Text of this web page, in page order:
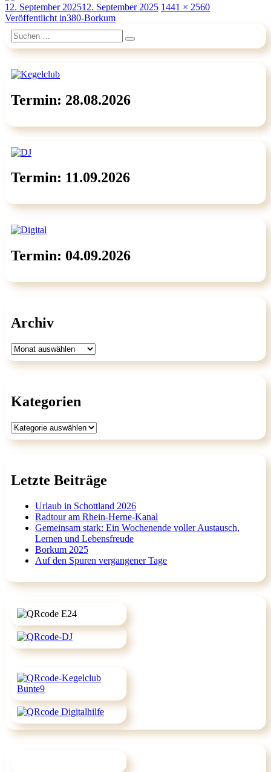
Veröffentlicht
am
12. September 202512. September 2025 Originalgröße
1441 × 2560
Beitragsnavigation
Veröffentlicht in380-Borkum
Suchen
nach:
Suchen
Termin: 28.08.2026
Termin: 11.09.2026
Termin: 04.09.2026
Archiv
Archiv
Kategorien
Kategorien
Letzte Beiträge
Urlaub in Schottland 2026
Radtour am Rhein-Herne-Kanal
Gemeinsam stark: Ein Wochenende voller Austausch,
Lernen und Lebensfreude
Borkum 2025
Auf den Spuren vergangener Tage